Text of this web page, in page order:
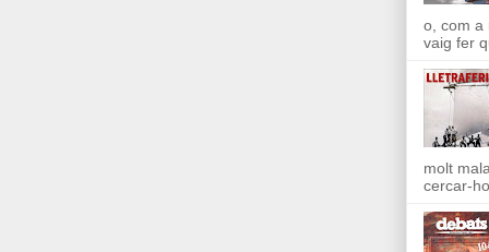
o, com a
vaig fer
molt
cercar-